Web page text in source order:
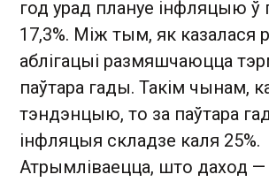
год урад плануе інфляцыю ў
17,3%. Між тым, як казалася
аблігацыі размяшчаюцца
паўтара гады. Такім чынам,
тэндэнцыю, то за паўтара
інфляцыя складзе каля 25%.
Атрымліваецца, што даход